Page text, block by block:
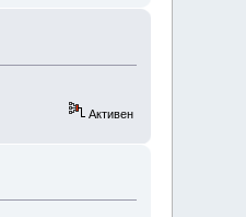
Активен